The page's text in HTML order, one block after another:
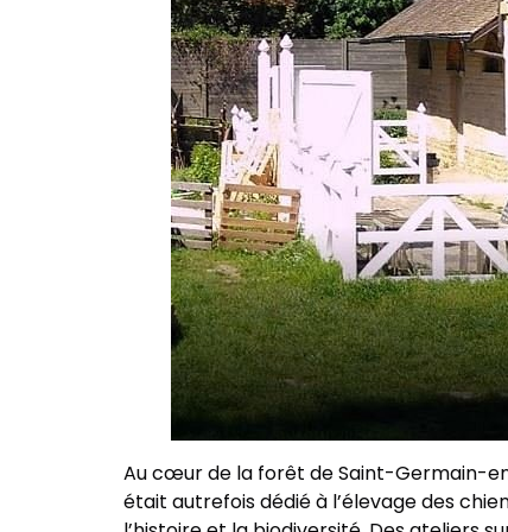
Au cœur de la forêt de Saint-Germain-
était autrefois dédié à l’élevage des